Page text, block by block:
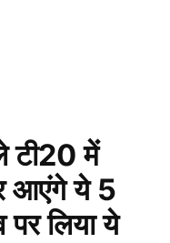
टी20 में
आएंगे ये 5
पर लिया ये